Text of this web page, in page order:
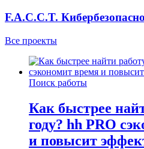
F.A.C.C.T.
Все проекты
Поиск работы
Как быстрее
году? hh PRO
и повысит